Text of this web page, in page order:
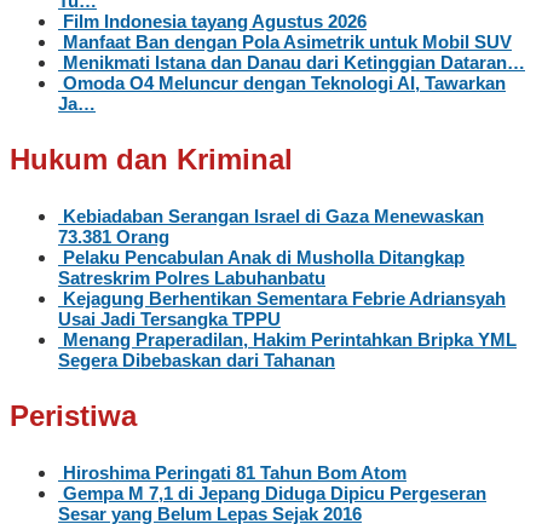
Film Indonesia tayang Agustus 2026
Manfaat Ban dengan Pola Asimetrik untuk Mobil SUV
Menikmati Istana dan Danau dari Ketinggian Dataran…
Omoda O4 Meluncur dengan Teknologi AI, Tawarkan
Ja…
Hukum dan Kriminal
Kebiadaban Serangan Israel di Gaza Menewaskan
73.381 Orang
Pelaku Pencabulan Anak di Musholla Ditangkap
Satreskrim Polres Labuhanbatu
Kejagung Berhentikan Sementara Febrie Adriansyah
Usai Jadi Tersangka TPPU
Menang Praperadilan, Hakim Perintahkan Bripka YML
Segera Dibebaskan dari Tahanan
Peristiwa
Hiroshima Peringati 81 Tahun Bom Atom
Gempa M 7,1 di Jepang Diduga Dipicu Pergeseran
Sesar yang Belum Lepas Sejak 2016